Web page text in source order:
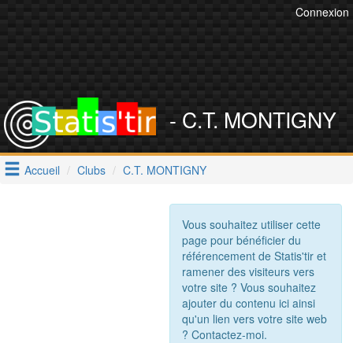
Connexion
- C.T. MONTIGNY
Accueil Clubs C.T. MONTIGNY
Vous souhaitez utiliser cette
page pour bénéficier du
référencement de Statis'tir et
ramener des visiteurs vers
votre site ? Vous souhaitez
ajouter du contenu ici ainsi
qu'un lien vers votre site web
? Contactez-moi.